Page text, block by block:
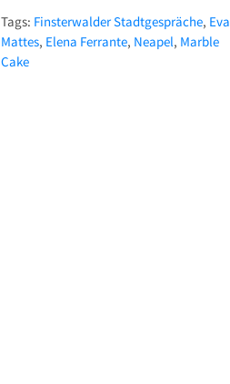
Tags: Finsterwalder Stadtgespräche, Eva
Mattes, Elena Ferrante, Neapel, Marble
Cake